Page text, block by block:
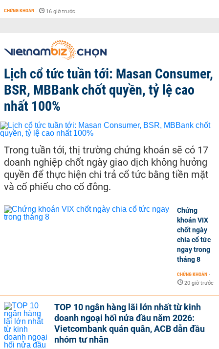
CHỨNG KHOÁN - 16 giờ trước
Lịch cổ tức tuần tới: Masan Consumer,
BSR, MBBank chốt quyền, tỷ lệ cao
nhất 100%
Trong tuần tới, thị trường chứng khoán sẽ có 17
doanh nghiệp chốt ngày giao dịch không hưởng
quyền để thực hiện chi trả cổ tức bằng tiền mặt
và cổ phiếu cho cổ đông.
Chứng
khoán VIX
chốt ngày
chia cổ tức
ngay trong
tháng 8
CHỨNG KHOÁN -
20 giờ trước
TOP 10 ngân hàng lãi lớn nhất từ kinh
doanh ngoại hối nửa đầu năm 2026:
Vietcombank quán quân, ACB dẫn đầu
nhóm tư nhân